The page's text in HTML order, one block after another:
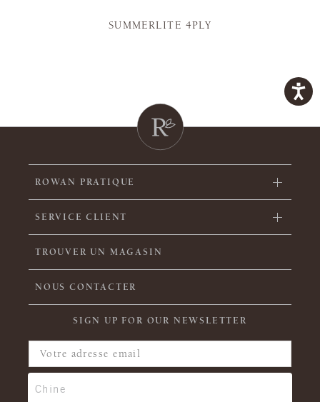
SUMMERLITE 4PLY
ROWAN PRATIQUE
SERVICE CLIENT
TROUVER UN MAGASIN
NOUS CONTACTER
SIGN UP FOR OUR NEWSLETTER